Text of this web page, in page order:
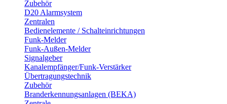
Zubehör
D20 Alarmsystem
Zentralen
Bedienelemente / Schalteinrichtungen
Funk-Melder
Funk-Außen-Melder
Signalgeber
Kanalempfänger/Funk-Verstärker
Übertragungstechnik
Zubehör
Branderkennungsanlagen (BEKA)